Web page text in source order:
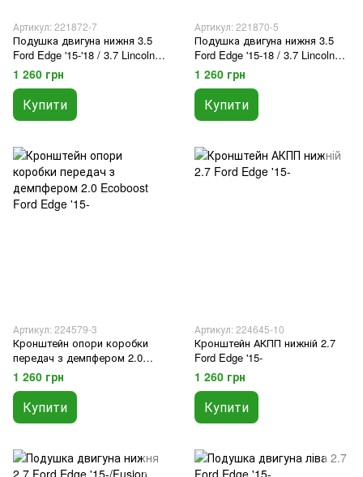
Артикул: 221872-7
Подушка двигуна нижня 3.5
Ford Edge '15-'18 / 3.7 Lincoln
'15-
1 260 грн
Купити
Артикул: 221870-5
Подушка двигуна нижня 3.5
Ford Edge '15-18 / 3.7 Lincoln
'15-
1 260 грн
Купити
Артикул: 224579-3
Кронштейн опори коробки
передач з демпфером 2.0
Ecoboost Ford Edge '15-
1 260 грн
Купити
Артикул: 224645-10
Кронштейн АКПП нижній 2.7
Ford Edge '15-
1 260 грн
Купити